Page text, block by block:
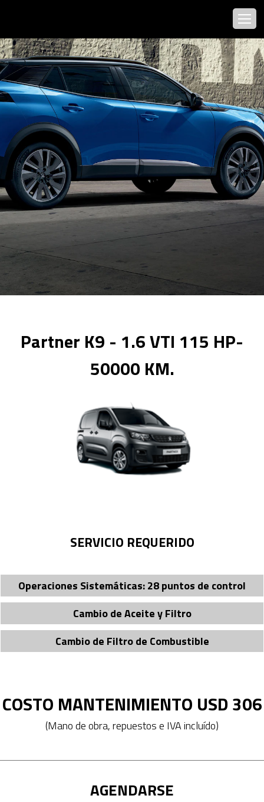
Partner K9 - 1.6 VTI 115 HP-
50000 KM.
COSTO MANTENIMIENTO USD 306
(Mano de obra, repuestos e IVA incluído)
SERVICIO REQUERIDO
Operaciones Sistemáticas: 28 puntos de control
Cambio de Aceite y Filtro
Cambio de Filtro de Combustible
AGENDARSE